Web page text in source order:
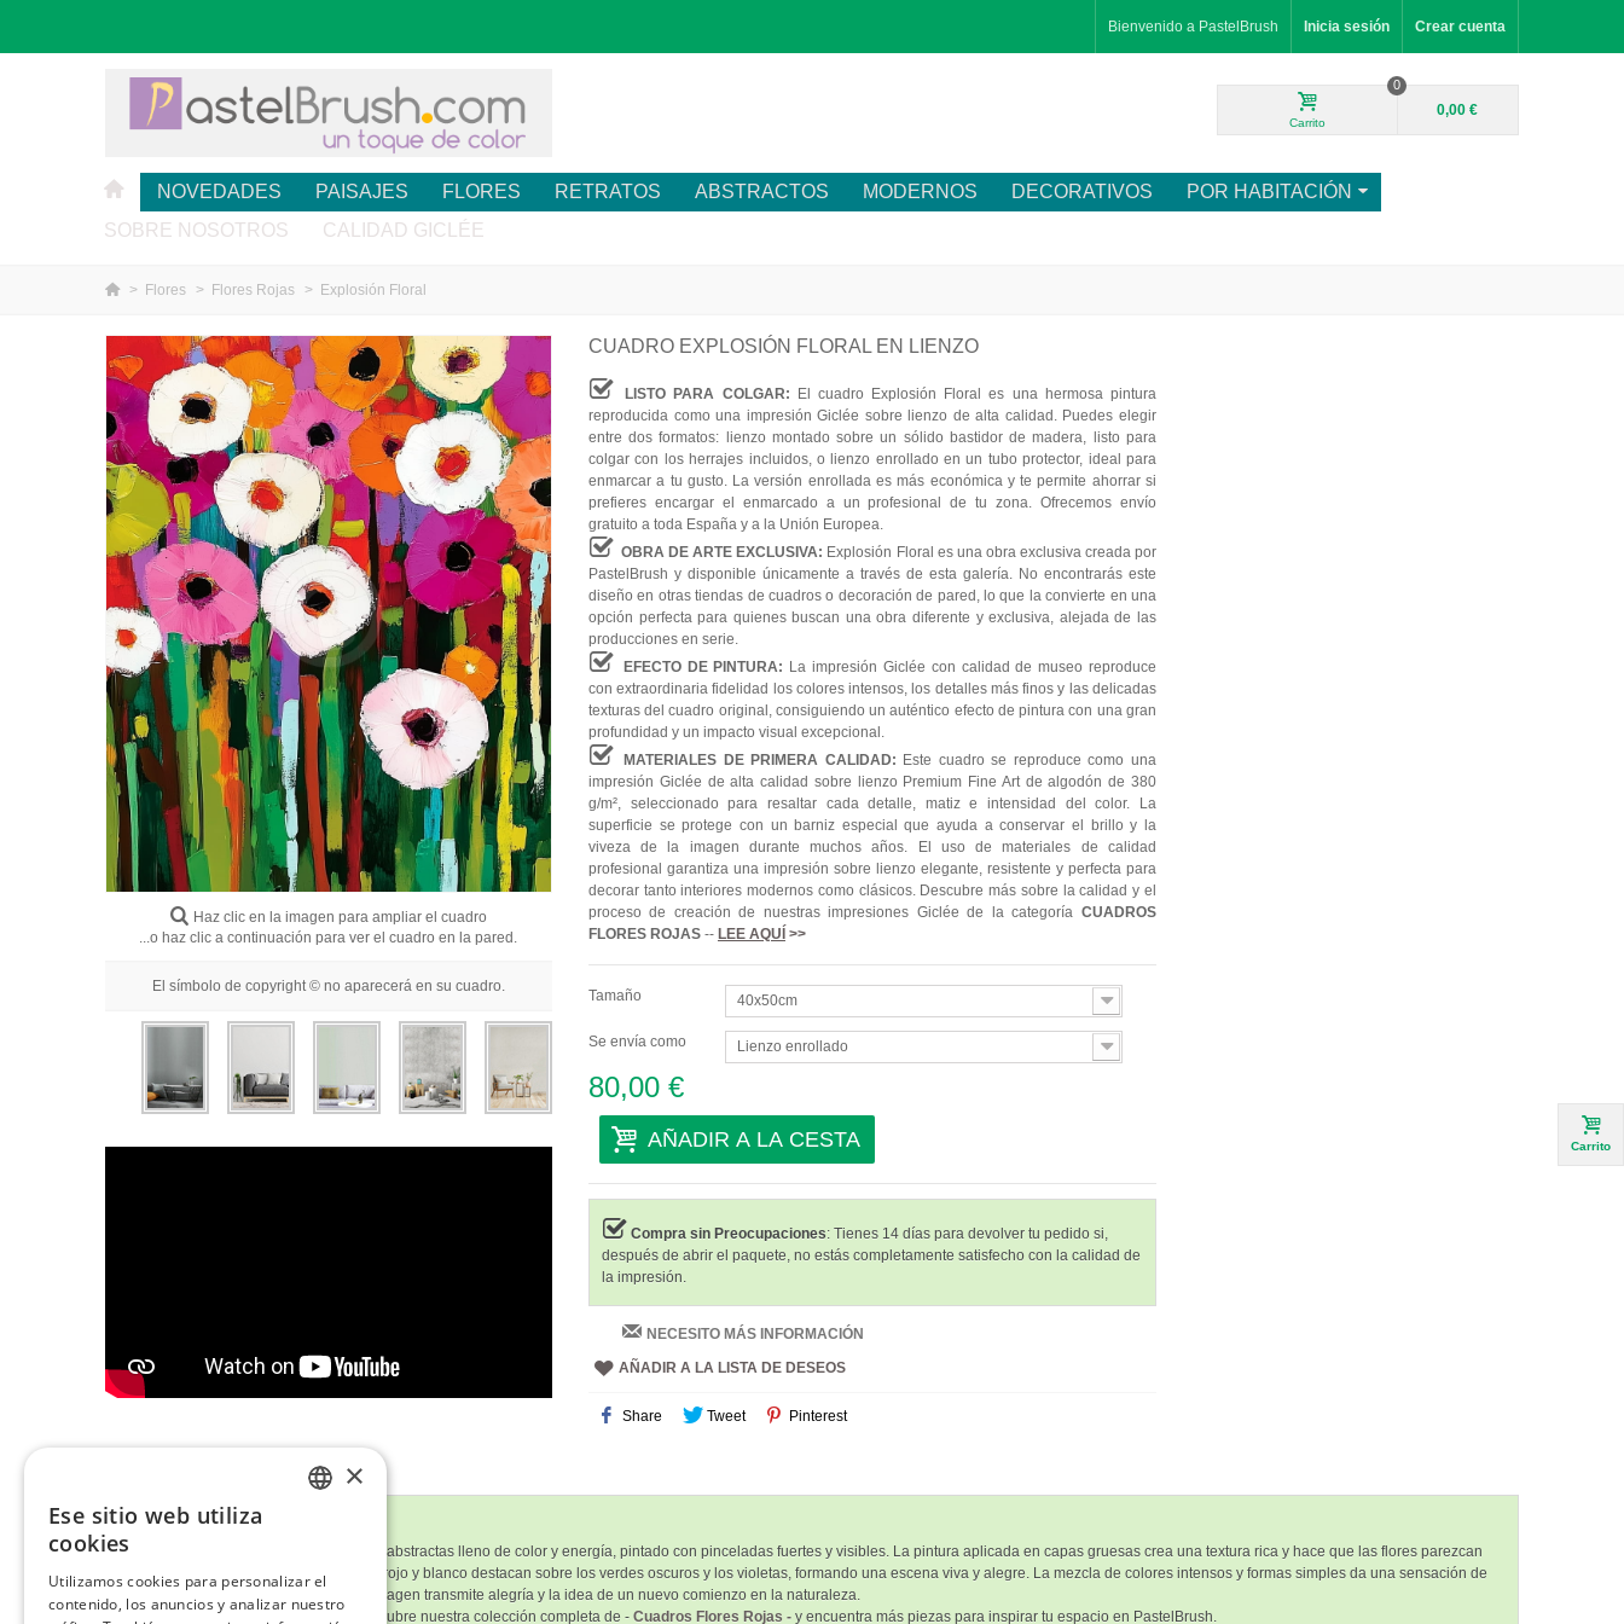
Bienvenido a PastelBrush Inicia sesión Crear cuenta
Carrito
0
0,00 €
NOVEDADES PAISAJES FLORES RETRATOS ABSTRACTOS MODERNOS DECORATIVOS
POR HABITACIÓN
SOBRE NOSOTROS
CALIDAD GICLÉE
> Flores > Flores Rojas > Explosión Floral
Haz clic en la imagen para ampliar el cuadro
...o haz clic a continuación para ver el cuadro en la pared.
El símbolo de copyright © no aparecerá en su cuadro.
CUADRO EXPLOSIÓN FLORAL EN LIENZO
LISTO PARA COLGAR: El cuadro Explosión Floral es una hermosa pintura
reproducida como una impresión Giclée sobre lienzo de alta calidad. Puedes elegir
entre dos formatos: lienzo montado sobre un sólido bastidor de madera, listo para
colgar con los herrajes incluidos, o lienzo enrollado en un tubo protector, ideal para
enmarcar a tu gusto. La versión enrollada es más económica y te permite ahorrar si
prefieres encargar el enmarcado a un profesional de tu zona. Ofrecemos envío
gratuito a toda España y a la Unión Europea.
OBRA DE ARTE EXCLUSIVA: Explosión Floral es una obra exclusiva creada por
PastelBrush y disponible únicamente a través de esta galería. No encontrarás este
diseño en otras tiendas de cuadros o decoración de pared, lo que la convierte en una
opción perfecta para quienes buscan una obra diferente y exclusiva, alejada de las
producciones en serie.
EFECTO DE PINTURA: La impresión Giclée con calidad de museo reproduce
con extraordinaria fidelidad los colores intensos, los detalles más finos y las delicadas
texturas del cuadro original, consiguiendo un auténtico efecto de pintura con una gran
profundidad y un impacto visual excepcional.
MATERIALES DE PRIMERA CALIDAD: Este cuadro se reproduce como una
impresión Giclée de alta calidad sobre lienzo Premium Fine Art de algodón de 380
g/m², seleccionado para resaltar cada detalle, matiz e intensidad del color. La
superficie se protege con un barniz especial que ayuda a conservar el brillo y la
viveza de la imagen durante muchos años. El uso de materiales de calidad
profesional garantiza una impresión sobre lienzo elegante, resistente y perfecta para
decorar tanto interiores modernos como clásicos. Descubre más sobre la calidad y el
proceso de creación de nuestras impresiones Giclée de la categoría CUADROS
FLORES ROJAS-- LEE AQUÍ>>
Tamaño 40x50cm
Se envía como Lienzo enrollado
80,00 €
AÑADIR A LA CESTA
Compra sin Preocupaciones: Tienes 14 días para devolver tu pedido si,
después de abrir el paquete, no estás completamente satisfecho con la calidad de
la impresión.
NECESITO MÁS INFORMACIÓN
AÑADIR A LA LISTA DE DESEOS
Share Tweet Pinterest
Descripción del Cuadro
Este cuadro muestra un campo de flores abstractas lleno de color y energía, pintado con pinceladas fuertes y visibles. La pintura aplicada en capas gruesas crea una textura rica y hace que las flores parezcan
casi en relieve. Los tonos rosa, naranja, rojo y blanco destacan sobre los verdes oscuros y los violetas, formando una escena viva y alegre. La mezcla de colores intensos y formas simples da una sensación de
movimiento y frescura. En conjunto, la imagen transmite alegría y la idea de un nuevo comienzo en la naturaleza.
¿Te ha gustado
? Descubre nuestra colección completa de - Cuadros Flores Rojas - y encuentra más piezas para inspirar tu espacio en PastelBrush.
Carrito
GERMAN
×
Ese sitio web utiliza
cookies
Utilizamos cookies para personalizar el
contenido, los anuncios y analizar nuestro